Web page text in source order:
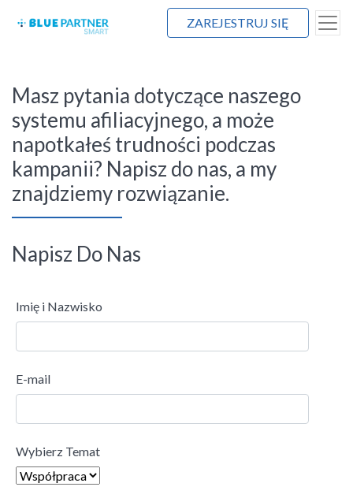
ZAREJESTRUJ SIĘ
Masz pytania dotyczące naszego
systemu afiliacyjnego, a może
napotkałeś trudności podczas
kampanii? Napisz do nas, a my
znajdziemy rozwiązanie.
Napisz Do Nas
Imię i Nazwisko
E-mail
Wybierz Temat